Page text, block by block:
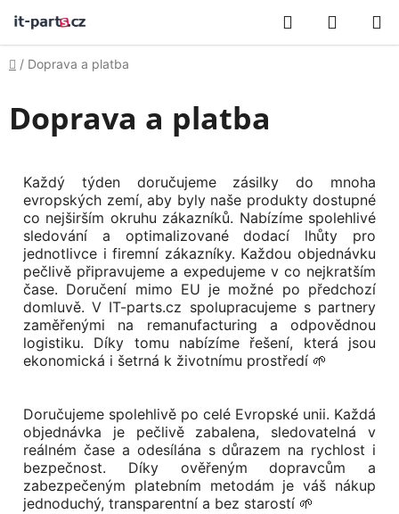
na
obsah
Hledat
KOŠÍK
Domů
/ Doprava a platba
Doprava a platba
Každý týden doručujeme zásilky do mnoha
evropských zemí, aby byly naše produkty dostupné
co nejširším okruhu zákazníků. Nabízíme spolehlivé
sledování a optimalizované dodací lhůty pro
jednotlivce i firemní zákazníky. Každou objednávku
pečlivě připravujeme a expedujeme v co nejkratším
čase. Doručení mimo EU je možné po předchozí
domluvě. V IT-parts.cz spolupracujeme s partnery
zaměřenými na remanufacturing a odpovědnou
logistiku. Díky tomu nabízíme řešení, která jsou
ekonomická i šetrná k životnímu prostředí 🌱
Doručujeme spolehlivě po celé Evropské unii. Každá
objednávka je pečlivě zabalena, sledovatelná v
reálném čase a odesílána s důrazem na rychlost i
bezpečnost. Díky ověřeným dopravcům a
zabezpečeným platebním metodám je váš nákup
jednoduchý, transparentní a bez starostí 🌱